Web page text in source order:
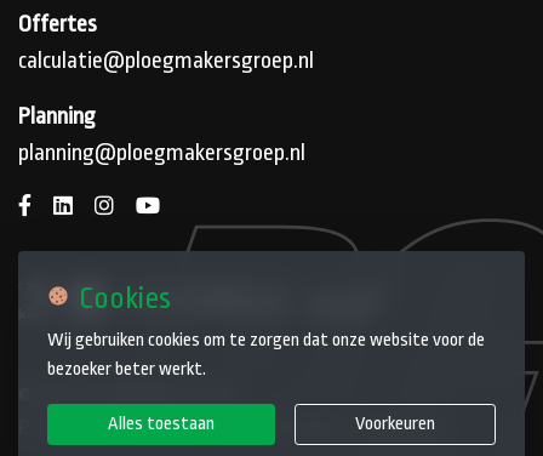
Offertes
calculatie@ploegmakersgroep.nl
Planning
planning@ploegmakersgroep.nl
Privacyverklaring Cookievoorkeuren
Algemene
Cookies
Wij gebruiken cookies om te zorgen dat onze website voor de
bezoeker beter werkt.
Alles toestaan Voorkeuren